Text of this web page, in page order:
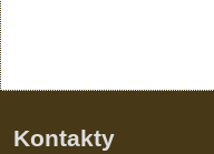
Kontakty